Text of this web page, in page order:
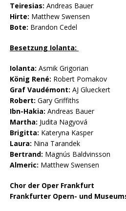
Teiresias: Andreas Bauer
Hirte: Matthew Swensen
Bote: Brandon Cedel
Besetzung Iolanta:
Iolanta: Asmik Grigorian
König René: Robert Pomakov
Graf Vaudémont: AJ Glueckert
Robert: Gary Griffiths
Ibn-Hakia: Andreas Bauer
Martha: Judita Nagyová
Brigitta: Kateryna Kasper
Laura: Nina Tarandek
Bertrand: Magnús Baldvinsson
Almeric: Matthew Swensen
Chor der Oper Frankfurt
Frankfurter Opern- und